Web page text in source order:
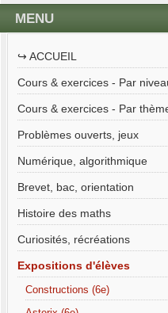
MENU
↪︎ ACCUEIL
Cours & exercices - Par
Cours & exercices - Par
Problèmes ouverts, jeux
Numérique, algorithmique
Brevet, bac, orientation
Histoire des maths
Curiosités, récréations
Expositions d'élèves
Constructions (6e)